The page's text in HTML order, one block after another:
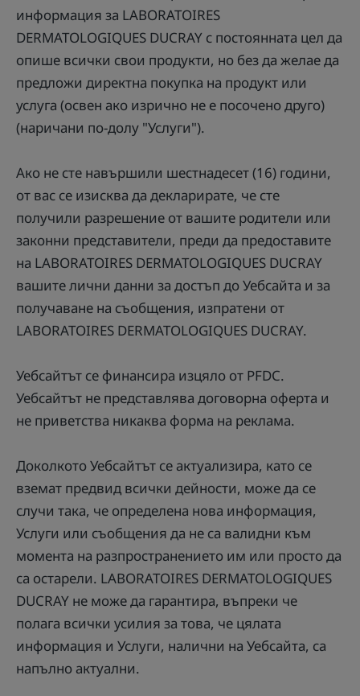
информация за LABORATOIRES
DERMATOLOGIQUES DUCRAY с постоянната цел да
опише всички свои продукти, но без да желае да
предложи директна покупка на продукт или
услуга (освен ако изрично не е посочено друго)
(наричани по-долу "Услуги").
Ако не сте навършили шестнадесет (16) години,
от вас се изисква да декларирате, че сте
получили разрешение от вашите родители или
законни представители, преди да предоставите
на LABORATOIRES DERMATOLOGIQUES DUCRAY
вашите лични данни за достъп до Уебсайта и за
получаване на съобщения, изпратени от
LABORATOIRES DERMATOLOGIQUES DUCRAY.
Уебсайтът се финансира изцяло от PFDC.
Уебсайтът не представлява договорна оферта и
не приветства никаква форма на реклама.
Доколкото Уебсайтът се актуализира, като се
вземат предвид всички дейности, може да се
случи така, че определена нова информация,
Услуги или съобщения да не са валидни към
момента на разпространението им или просто да
са остарели. LABORATOIRES DERMATOLOGIQUES
DUCRAY не може да гарантира, въпреки че
полага всички усилия за това, че цялата
информация и Услуги, налични на Уебсайта, са
напълно актуални.